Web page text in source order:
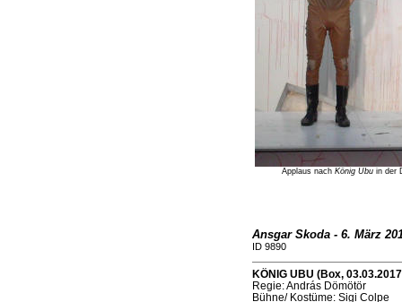
Applaus nach König Ubu in der
Ansgar Skoda - 6. März
ID 9890
KÖNIG UBU (Box,
Regie: András Dömötör
Bühne/ Kostüme: Sigi Colpe